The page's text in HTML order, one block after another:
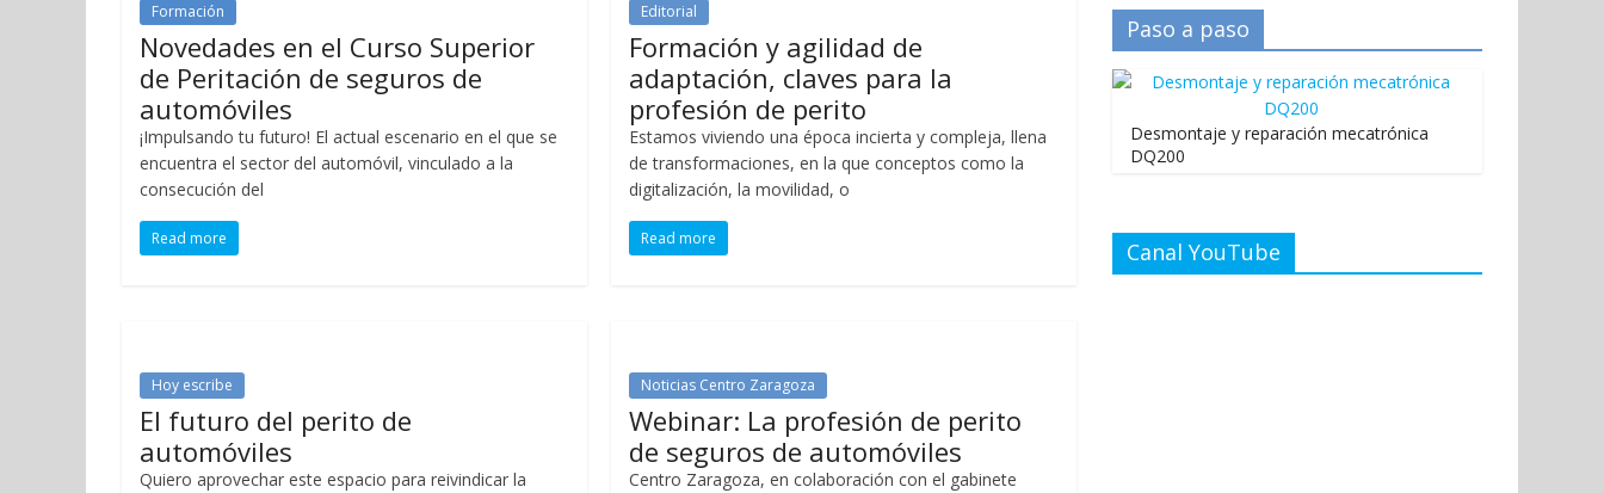
Formación
Novedades en el Curso Superior
de Peritación de seguros de
automóviles
¡Impulsando tu futuro! El actual escenario en el que se
encuentra el sector del automóvil, vinculado a la
consecución del
Read more
Editorial
Formación y agilidad de
adaptación, claves para la
profesión de perito
Estamos viviendo una época incierta y compleja, llena
de transformaciones, en la que conceptos como la
digitalización, la movilidad, o
Read more
Hoy escribe
El futuro del perito de
automóviles
Quiero aprovechar este espacio para reivindicar la
Noticias Centro Zaragoza
Webinar: La profesión de perito
de seguros de automóviles
Centro Zaragoza, en colaboración con el gabinete
Paso a paso
Desmontaje y reparación mecatrónica
DQ200
Canal YouTube